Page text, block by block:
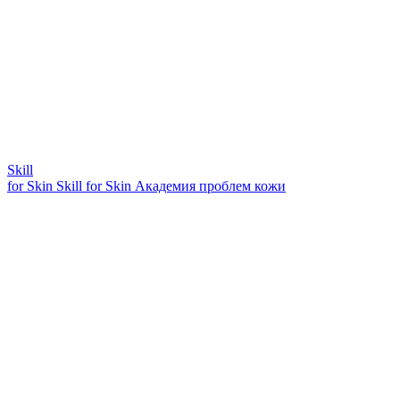
Skill
for Skin Skill for Skin Академия проблем кожи